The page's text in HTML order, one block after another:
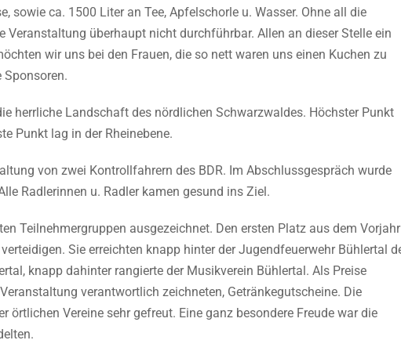
sowie ca. 1500 Liter an Tee, Apfelschorle u. Wasser. Ohne all die
Veranstaltung überhaupt nicht durchführbar. Allen an dieser Stelle ein
wir uns bei den Frauen, die so nett waren uns einen Kuchen zu
herrliche Landschaft des nördlichen Schwarzwaldes. Höchster Punkt
Punkt lag in der Rheinebene.
von zwei Kontrollfahrern des BDR. Im Abschlussgespräch wurde
Radlerinnen u. Radler kamen gesund ins Ziel.
Teilnehmergruppen ausgezeichnet. Den ersten Platz aus dem Vorjahr
Sie erreichten knapp hinter der Jugendfeuerwehr Bühlertal
knapp dahinter rangierte der Musikverein Bühlertal. Als Preise
verantwortlich zeichneten, Getränkegutscheine. Die
örtlichen Vereine sehr gefreut. Eine ganz besondere Freude war die